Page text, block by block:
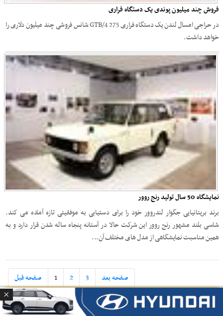
فروش چند میلیون پوندی یک دستگاه فراری
در حراجی امسال لندن یک دستگاه فراری 275 GTB/4 شانس فروشی چند میلیون دلاری را
خواهد داشت.
نمایشگاه 50 سال تولید رنج روور
برند بریتانیایی جگوار لندروور خود را برای دستیابی به موفقیتی تازه آماده می کند.
شاسی بلند مشهور رنج روور این شرکت حالا در آستانه پنجاه ساله شدن قرار دارد و به
همین مناسبت نمایشگاهی از مدل های مختلف آن...
صفحه قبل 1 2 3 صفحه بعد
آخرین قیمت خودرو